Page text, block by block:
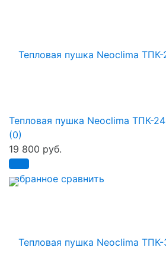
избранное сравнить
Тепловая пушка Neoclima ТПК-24
(0)
19 800 руб.